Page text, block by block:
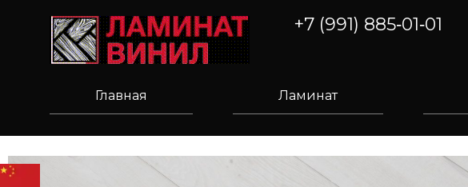
+7 (991) 885‑01‑01
Главная Ламинат